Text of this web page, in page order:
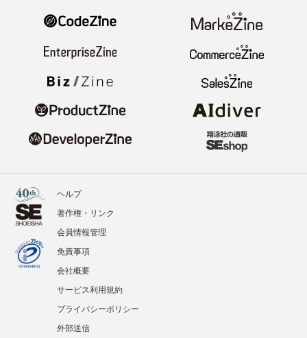
ヘルプ
著作権・リンク
会員情報管理
免責事項
会社概要
サービス利用規約
プライバシーポリシー
外部送信